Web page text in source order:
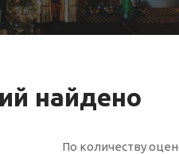
найдено
По количеству